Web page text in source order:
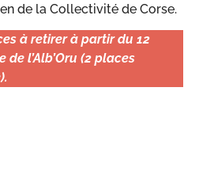
de la Collectivité de Corse.
à retirer à partir du 12
l’Alb’Oru (2 places